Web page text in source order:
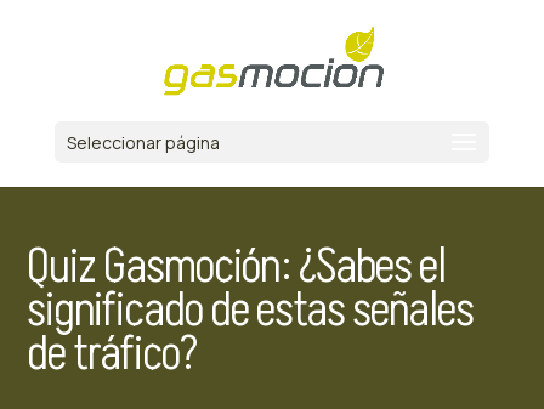
Seleccionar página
Quiz Gasmoción: ¿Sabes el
significado de estas señales
de tráfico?